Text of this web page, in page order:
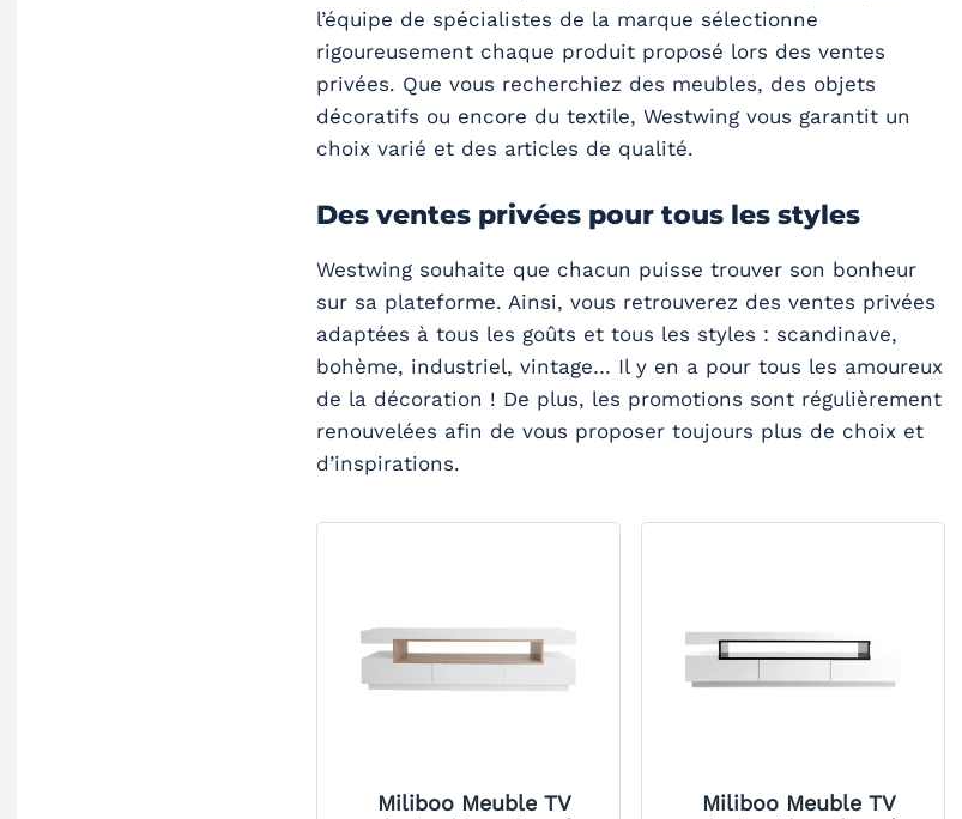
l’équipe de spécialistes de la marque sélectionne
rigoureusement chaque produit proposé lors des ventes
privées. Que vous recherchiez des meubles, des objets
décoratifs ou encore du textile, Westwing vous garantit un
choix varié et des articles de qualité.
Des ventes privées pour tous les styles
Westwing souhaite que chacun puisse trouver son bonheur
sur sa plateforme. Ainsi, vous retrouverez des ventes privées
adaptées à tous les goûts et tous les styles : scandinave,
bohème, industriel, vintage… Il y en a pour tous les amoureux
de la décoration ! De plus, les promotions sont régulièrement
renouvelées afin de vous proposer toujours plus de choix et
d’inspirations.
Miliboo Meuble TV
Miliboo Meuble TV